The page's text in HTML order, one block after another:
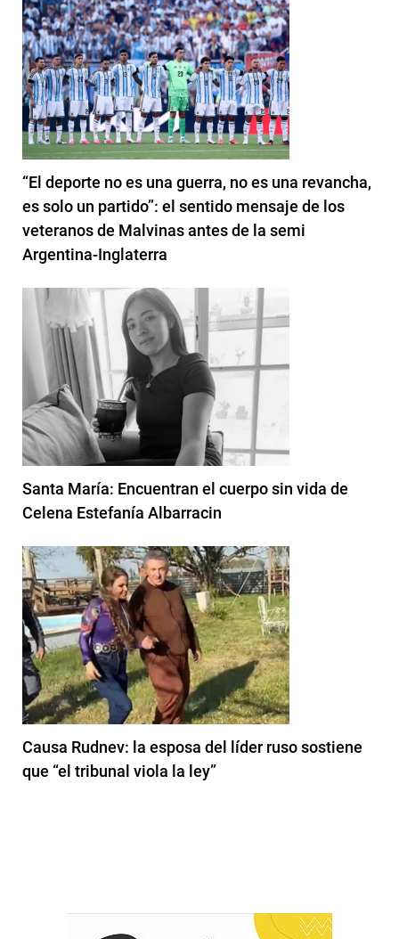
“El deporte no es una guerra, no es una revancha,
es solo un partido”: el sentido mensaje de los
veteranos de Malvinas antes de la semi
Argentina-Inglaterra
Santa María: Encuentran el cuerpo sin vida de
Celena Estefanía Albarracin
Causa Rudnev: la esposa del líder ruso sostiene
que “el tribunal viola la ley”